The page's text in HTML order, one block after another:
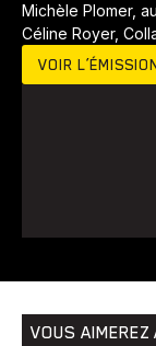
Michèle Plomer,
Céline Royer,
VOIR
VOUS AIMEREZ